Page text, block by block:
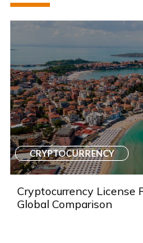
CRYPTOCURRENCY
Cryptocurrency License
Global Comparison